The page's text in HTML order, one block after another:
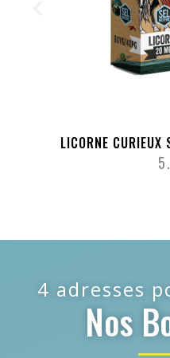
LICORNE
4 adresses
Nos